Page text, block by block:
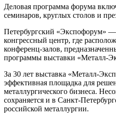
Деловая программа форума
семинаров, круглых столов и
Петербургский «Экспофорум»
конгрессный центр, где
конференц-залов,
программы выставки «Металл-
За 30 лет выставка «Металл-
эффективная площадка для
металлургического бизнеса.
сохраняется и в Санкт-
российской металлургии.